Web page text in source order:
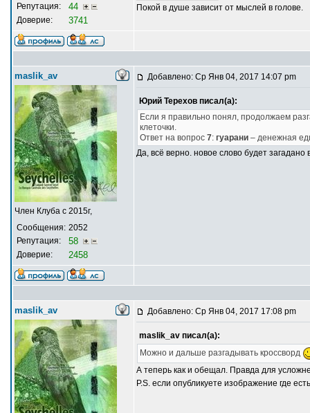
Репутация:
44
Доверие: 3741
Покой в душе зависит от мыслей в голове.
maslik_av
Член Клуба с 2015г,
Сообщения: 2052
Репутация:
58
Доверие: 2458
Добавлено: Ср Янв 04, 2017 14:07 pm
Юрий Терехов писал(а):
Если я правильно понял, продолжаем
клеточки.
Ответ на вопрос 7: гуарани – денежная
Да, всё верно. новое слово будет загадано
maslik_av Добавлено: Ср Янв 04, 2017 17:08 pm
maslik_av писал(а):
Можно и дальше разгадывать кроссворд
А теперь как и обещал. Правда для
P.S. если опубликуете изображение где